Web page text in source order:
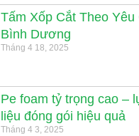
Tấm Xốp Cắt Theo Yêu
Bình Dương
Tháng 4 18, 2025
Pe foam tỷ trọng cao –
liệu đóng gói hiệu quả
Tháng 4 3, 2025